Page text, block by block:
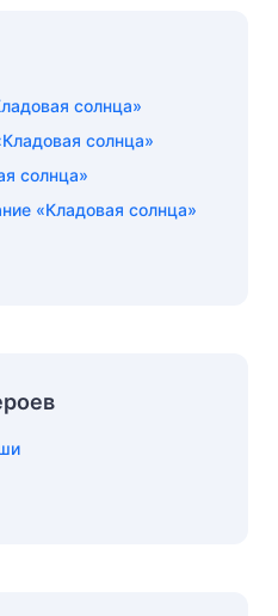
солнца»
солнца»
солнца»
«Кладовая солнца»